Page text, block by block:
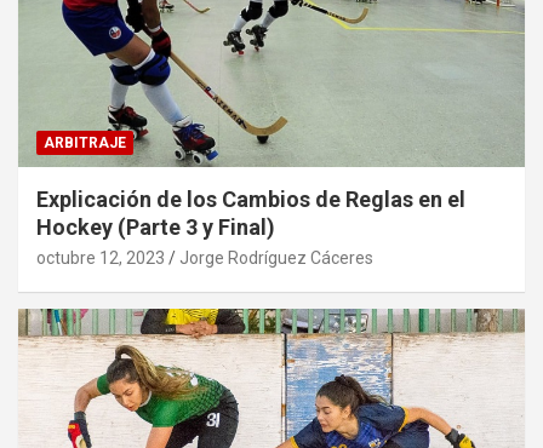
ARBITRAJE
Explicación de los Cambios de Reglas en el
Hockey (Parte 3 y Final)
octubre 12, 2023 Jorge Rodríguez Cáceres